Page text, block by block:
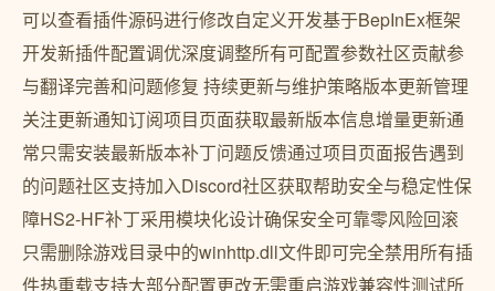
可以查看插件源码进行修改自定义开发基于BepInEx框架
开发新插件配置调优深度调整所有可配置参数社区贡献参
与翻译完善和问题修复 持续更新与维护策略版本更新管理
关注更新通知订阅项目页面获取最新版本信息增量更新通
常只需安装最新版本补丁问题反馈通过项目页面报告遇到
的问题社区支持加入Discord社区获取帮助安全与稳定性保
障HS2-HF补丁采用模块化设计确保安全可靠零风险回滚
只需删除游戏目录中的winhttp.dll文件即可完全禁用所有插
件热重载支持大部分配置更改无需重启游戏兼容性测试所